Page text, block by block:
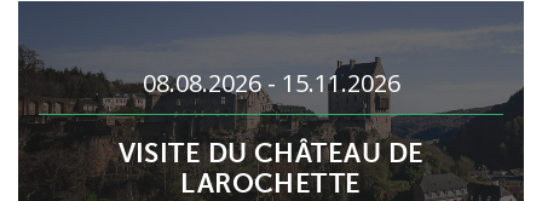
08.08.2026 - 15.11.2026
VISITE DU CHÂTEAU DE
LAROCHETTE